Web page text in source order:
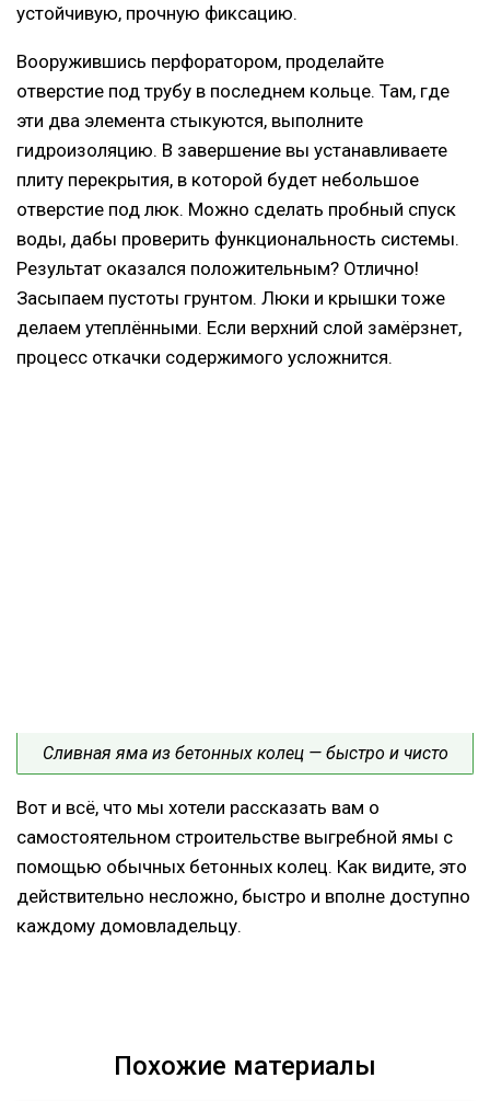
устойчивую, прочную фиксацию.
Вооружившись перфоратором, проделайте
отверстие под трубу в последнем кольце. Там, где
эти два элемента стыкуются, выполните
гидроизоляцию. В завершение вы устанавливаете
плиту перекрытия, в которой будет небольшое
отверстие под люк. Можно сделать пробный спуск
воды, дабы проверить функциональность системы.
Результат оказался положительным? Отлично!
Засыпаем пустоты грунтом. Люки и крышки тоже
делаем утеплёнными. Если верхний слой замёрзнет,
процесс откачки содержимого усложнится.
Сливная яма из бетонных колец — быстро и чисто
Вот и всё, что мы хотели рассказать вам о
самостоятельном строительстве выгребной ямы с
помощью обычных бетонных колец. Как видите, это
действительно несложно, быстро и вполне доступно
каждому домовладельцу.
Похожие материалы